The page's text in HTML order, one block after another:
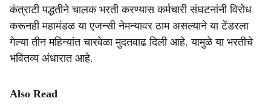
कंत्राटी पद्धतीने चालक भरती करण्यास कर्मचारी संघटनांनी विरोध
करूनही महामंडळ या एजन्सी नेमन्यावर ठाम असल्याने या टेंडरला
गेल्या तीन महिन्यांत चारवेळा मुदतवाढ दिली आहे. यामुळे या भरतीचे
भवितव्य अंधारात आहे.
Also Read